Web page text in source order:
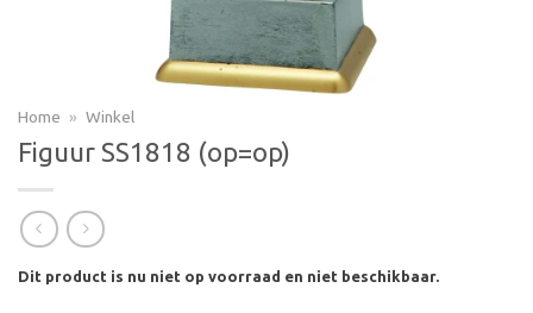
Home » Winkel
Figuur SS1818 (op=op)
Dit product is nu niet op voorraad en niet beschikbaar.